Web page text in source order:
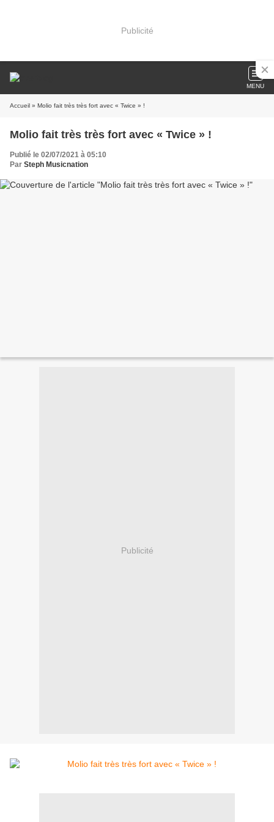
Publicité
MENU
Accueil » Molio fait très très fort avec « Twice » !
Molio fait très très fort avec « Twice » !
Publié le 02/07/2021 à 05:10
Par Steph Musicnation
Publicité